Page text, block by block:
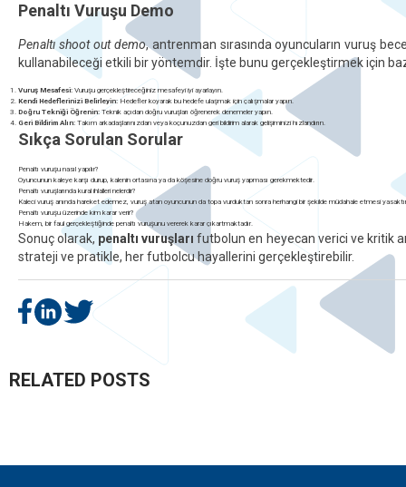
Penaltı Vuruşu Demo
Penaltı shoot out demo, antrenman sırasında oyuncuların vuruş
kullanabileceği etkili bir yöntemdir. İşte bunu gerçekleştirmek için
Vuruş Mesafesi: Vuruşu gerçekleştireceğiniz mesafeyi iyi ayarlayın.
Kendi Hedeflerinizi Belirleyin: Hedefler koyarak bu hedefe ulaşmak için çalışmalar yapın.
Doğru Tekniği Öğrenin:Teknik açıdan doğru vuruşları öğrenerek denemeler yapın.
Geri Bildirim Alın: Takım arkadaşlarınızdan veya koçunuzdan geri bildirim alarak gelişiminizi hızlandırın.
Sıkça Sorulan Sorular
Penaltı vuruşu nasıl yapılır?
Oyuncunun kaleye karşı durup, kalenin ortasına ya da köşesine doğru vuruş yapması gerekmektedir.
Penaltı vuruşlarında kural ihlalleri nelerdir?
Kaleci vuruş anında hareket edemez, vuruş atan oyuncunun da topa vurduktan sonra herhangi bir şekilde müdahale etmesi
Penaltı vuruşu üzerinde kim karar verir?
Hakem, bir faul gerçekleştiğinde penaltı vuruşunu vererek karar çıkartmaktadır.
Sonuç olarak, penaltı vuruşları futbolun en heyecan verici ve kritik
strateji ve pratikle, her futbolcu hayallerini gerçekleştirebilir.
RELATED POSTS